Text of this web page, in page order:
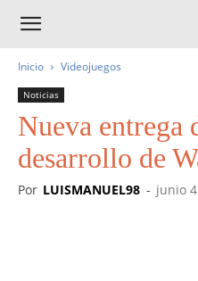
Inicio Videojuegos
Noticias
Nueva entrega
desarrollo de
Por LUISMANUEL98 - junio